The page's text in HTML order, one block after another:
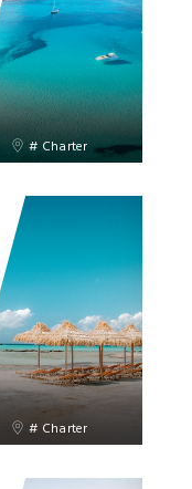
# Charter
# Charter